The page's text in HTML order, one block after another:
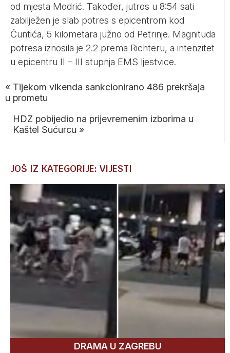
od mjesta Modrić. Također, jutros u 8:54 sati
zabilježen je slab potres s epicentrom kod
Čuntića, 5 kilometara južno od Petrinje. Magnituda
potresa iznosila je 2.2 prema Richteru, a intenzitet
u epicentru II – III stupnja EMS ljestvice.
« Tijekom vikenda sankcionirano 486 prekršaja
u prometu
HDZ pobijedio na prijevremenim izborima u
Kaštel Sućurcu »
JOŠ IZ KATEGORIJE: VIJESTI
DRAMA U ZAGREBU